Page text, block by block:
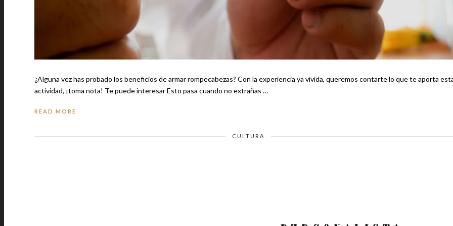
¿Alguna vez has probado los beneficios de armar rompecabezas? Con la experiencia ya vivida, queremos contarte lo que te aporta
actividad, ¡toma nota! Te puede interesar Esto pasa cuando no extrañas …
READ MORE
CULTURA